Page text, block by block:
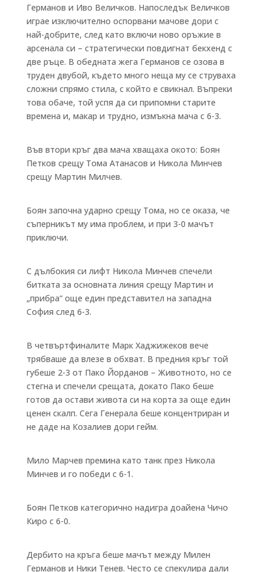
Германов и Иво Величков. Напоследък Величков
играе изключително оспорвани мачове дори с
най-добрите, след като включи ново оръжие в
арсенала си – стратегически повдигнат бекхенд с
две ръце. В обедната жега Германов се озова в
труден двубой, където много неща му се струваха
сложни спрямо стила, с който е свикнал. Въпреки
това обаче, той успя да си припомни старите
времена и, макар и трудно, измъкна мача с 6-3.
Във втори кръг два мача хващаха окото: Боян
Петков срещу Тома Атанасов и Никола Минчев
срещу Мартин Милчев.
Боян започна ударно срещу Тома, но се оказа, че
съперникът му има проблем, и при 3-0 мачът
приключи.
С дълбокия си лифт Никола Минчев спечели
битката за основната линия срещу Мартин и
„прибра“ още един представител на западна
София след 6-3.
В четвъртфиналите Марк Хаджижеков вече
трябваше да влезе в обхват. В предния кръг той
губеше 2-3 от Пако Йорданов – Животното, но се
стегна и спечели срещата, докато Пако беше
готов да остави живота си на корта за още един
ценен скалп. Сега Генерала беше концентриран и
не даде на Козалиев дори гейм.
Мило Марчев премина като танк през Никола
Минчев и го победи с 6-1.
Боян Петков категорично надигра доайена Чичо
Киро с 6-0.
Дербито на кръга беше мачът между Милен
Германов и Ники Тенев. Често се спекулира дали